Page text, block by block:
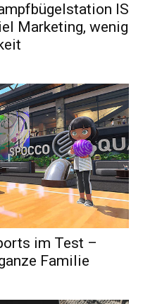
IS
Marketing, wenig
im Test –
Familie